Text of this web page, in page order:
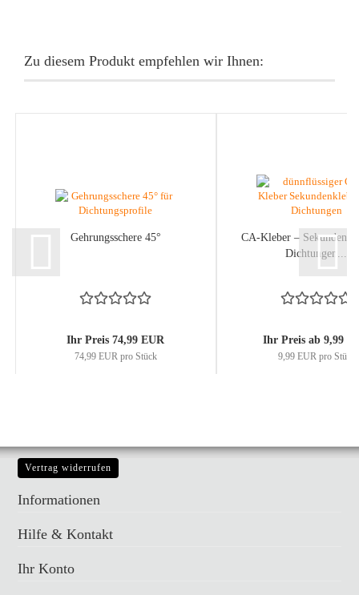
Zu diesem Produkt empfehlen wir Ihnen:
Gehrungsschere 45°
Ihr Preis 74,99 EUR
74,99 EUR pro Stück
CA-Kleber –
Dichtungen...
Ihr Preis ab 9,99
9,99 EUR pro Stück
Vertrag widerrufen
Informationen
Hilfe & Kontakt
Ihr Konto